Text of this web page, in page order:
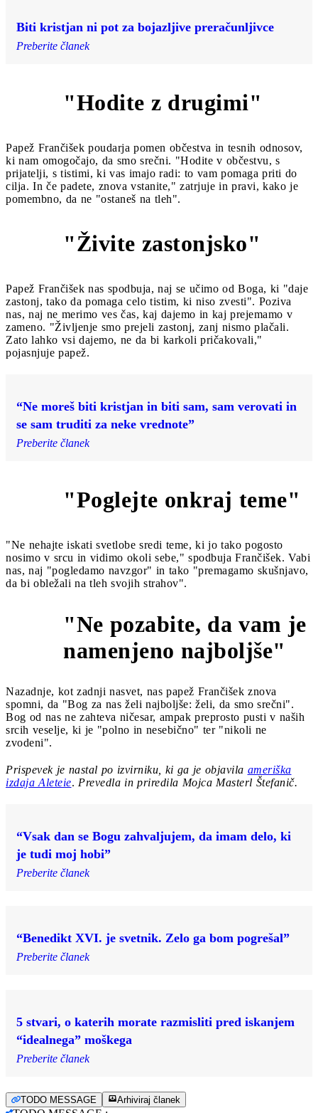
Biti kristjan ni pot za bojazljive preračunljivce
Preberite članek
"Hodite z drugimi"
Papež Frančišek poudarja pomen občestva in tesnih odnosov,
ki nam omogočajo, da smo srečni. "Hodite v občestvu, s
prijatelji, s tistimi, ki vas imajo radi: to vam pomaga priti do
cilja. In če padete, znova vstanite," zatrjuje in pravi, kako je
pomembno, da ne "ostaneš na tleh".
"Živite zastonjsko"
Papež Frančišek nas spodbuja, naj se učimo od Boga, ki "daje
zastonj, tako da pomaga celo tistim, ki niso zvesti". Poziva
nas, naj ne merimo ves čas, kaj dajemo in kaj prejemamo v
zameno. "Življenje smo prejeli zastonj, zanj nismo plačali.
Zato lahko vsi dajemo, ne da bi karkoli pričakovali,"
pojasnjuje papež.
“Ne moreš biti kristjan in biti sam, sam verovati in
se sam truditi za neke vrednote”
Preberite članek
"Poglejte onkraj teme"
"Ne nehajte iskati svetlobe sredi teme, ki jo tako pogosto
nosimo v srcu in vidimo okoli sebe," spodbuja Frančišek. Vabi
nas, naj "pogledamo navzgor" in tako "premagamo skušnjavo,
da bi obležali na tleh svojih strahov".
"Ne pozabite, da vam je
namenjeno najboljše"
Nazadnje, kot zadnji nasvet, nas papež Frančišek znova
spomni, da "Bog za nas želi najboljše: želi, da smo srečni".
Bog od nas ne zahteva ničesar, ampak preprosto pusti v naših
srcih veselje, ki je "polno in nesebično" ter "nikoli ne
zvodeni".
Prispevek je nastal po izvirniku, ki ga je objavila ameriška
izdaja Aleteie. Prevedla in priredila Mojca Masterl Štefanič.
“Vsak dan se Bogu zahvaljujem, da imam delo, ki
je tudi moj hobi”
Preberite članek
“Benedikt XVI. je svetnik. Zelo ga bom pogrešal”
Preberite članek
5 stvari, o katerih morate razmisliti pred iskanjem
“idealnega” moškega
Preberite članek
TODO MESSAGE Arhiviraj članek